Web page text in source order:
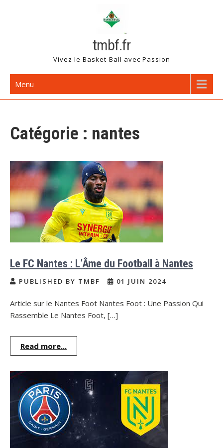
tmbf.fr
Vivez le Basket-Ball avec Passion
Menu
Catégorie : nantes
Le FC Nantes : L’Âme du Football à Nantes
PUBLISHED BY TMBF 01 JUIN 2024
Article sur le Nantes Foot Nantes Foot : Une Passion Qui
Rassemble Le Nantes Foot, […]
Read more...